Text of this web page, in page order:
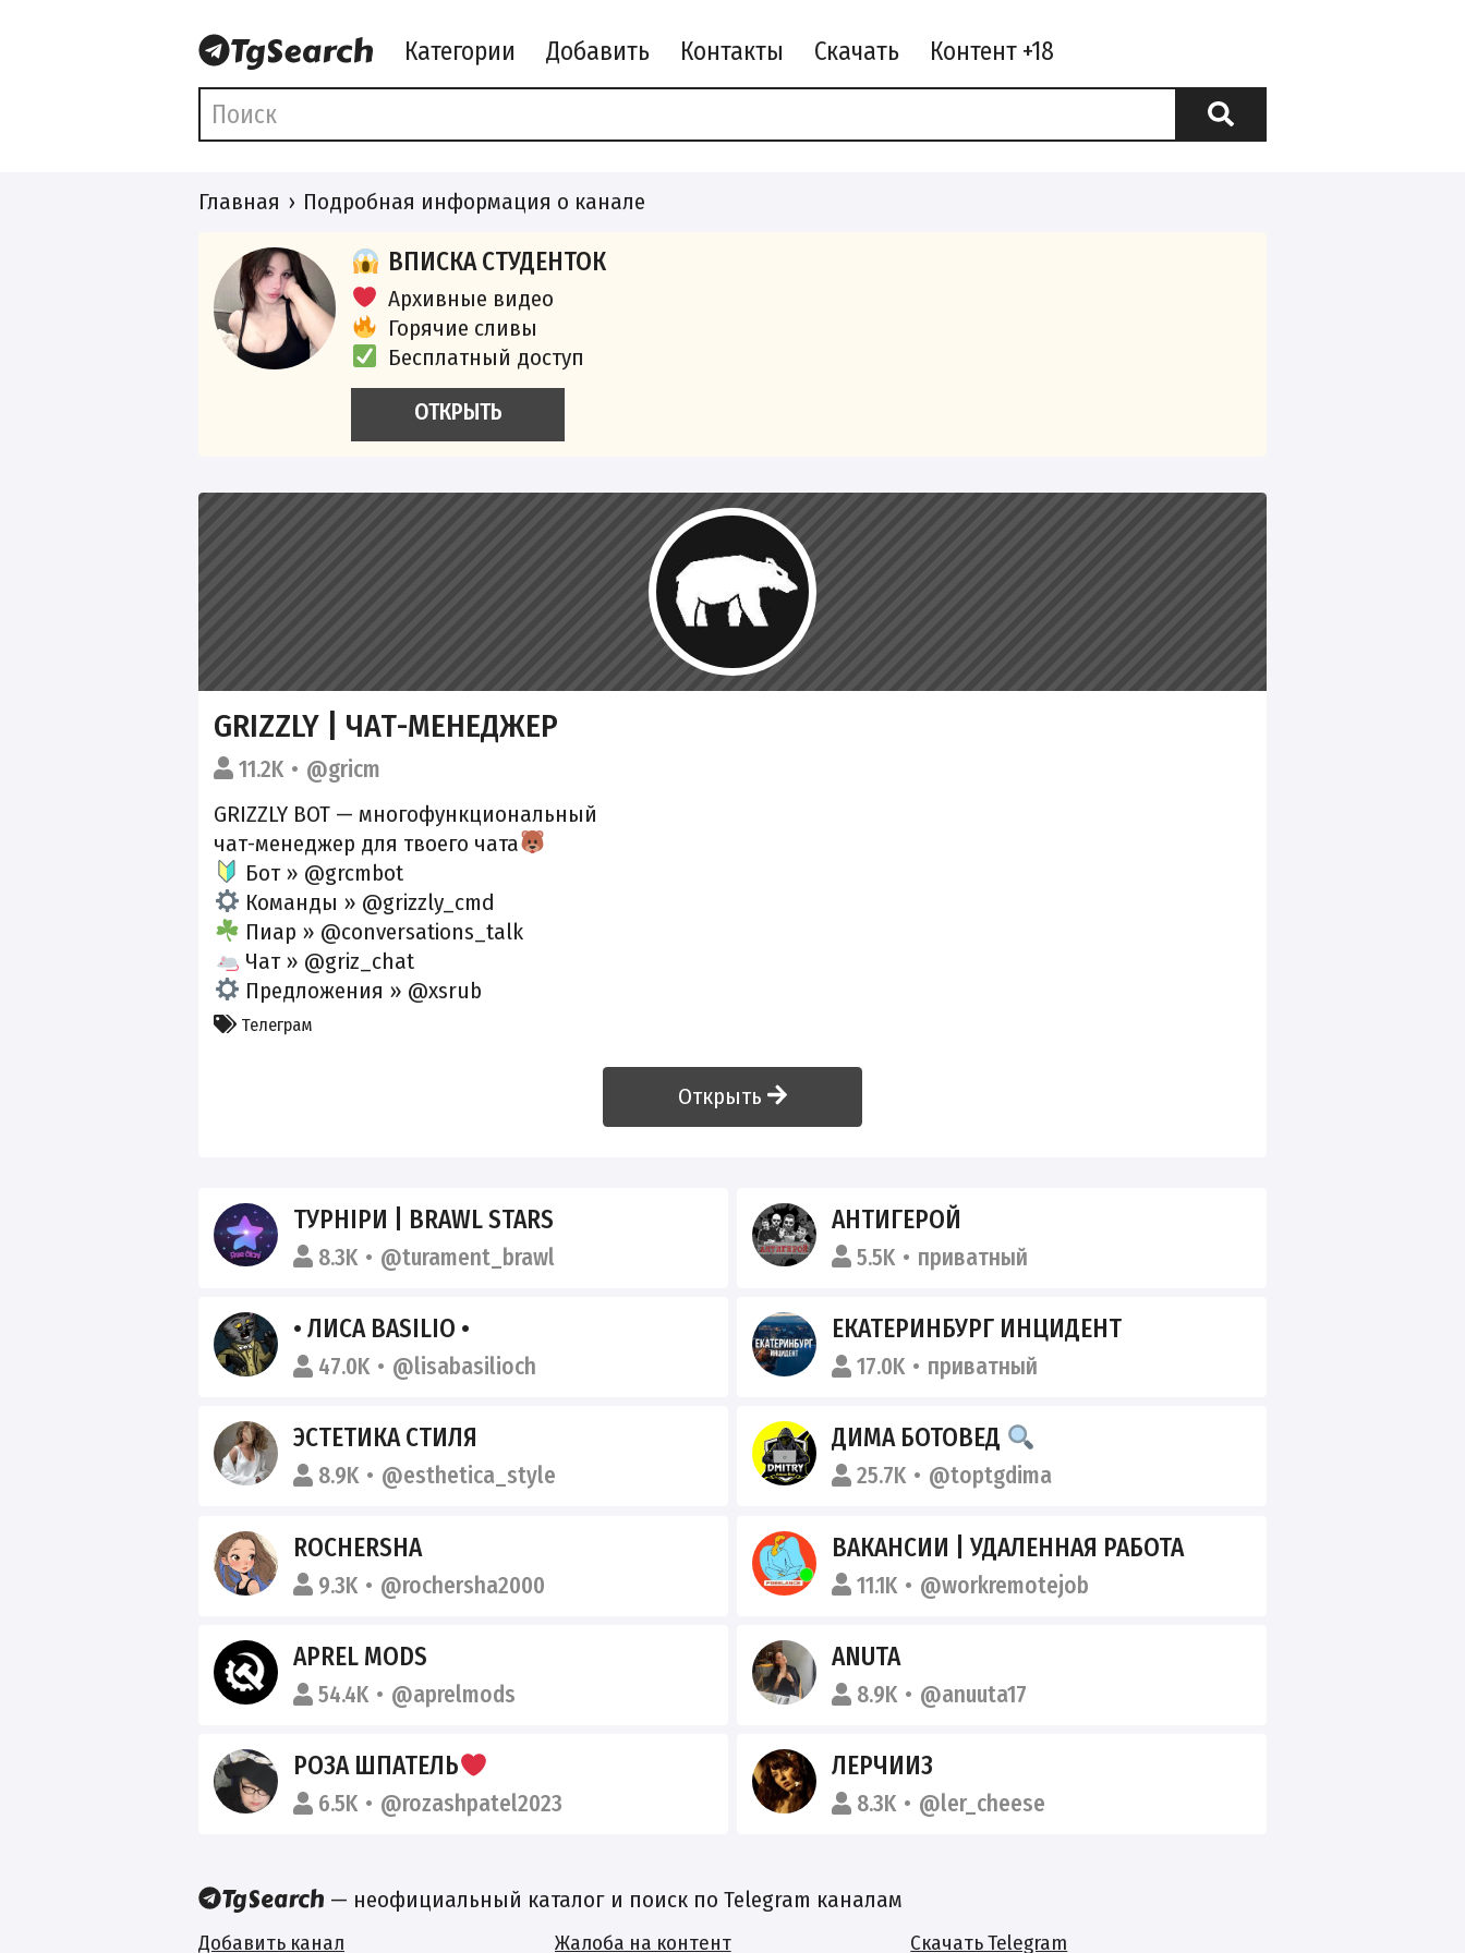
Категории Добавить Контакты Скачать
Главная Подробная информация о канале
ВПИСКА СТУДЕНТОК
Архивные видео
Горячие сливы
Бесплатный доступ
ОТКРЫТЬ
GRIZZLY | ЧАТ-МЕНЕДЖЕР
11.2K
@gricm
GRIZZLY BOT — многофункциональный
чат-менеджер для твоего чата
Бот » @grcmbot
Команды » @grizzly_cmd
Пиар » @conversations_talk
Чат » @griz_chat
Предложения » @xsrub
Телеграм
Открыть
ТУРНІРИ | BRAWL STARS
8.3K @turament_brawl
АНТИГЕРОЙ
5.5K приватный
• ЛИСА BASILIO •
47.0K @lisabasilioch
ЕКАТЕРИНБУРГ ИНЦИДЕНТ
17.0K приватный
ЭСТЕТИКА СТИЛЯ
8.9K @esthetica_style
ДИМА БОТОВЕД
25.7K @toptgdima
ROCHERSHA
9.3K @rochersha2000
ВАКАНСИИ | УДАЛЕННАЯ РАБОТА
11.1K @workremotejob
APREL MODS
54.4K @aprelmods
ANUTA
8.9K @anuuta17
РОЗА ШПАТЕЛЬ
6.5K @rozashpatel2023
ЛЕРЧИИЗ
8.3K @ler_cheese
— неофициальный каталог и поиск по Telegram каналам
Добавить канал Жалоба на контент Скачать Telegram